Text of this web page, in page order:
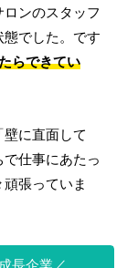
ンのスタッフ
でした。です
らできてい
に直面して
仕事にあたっ
張っていま
長企業